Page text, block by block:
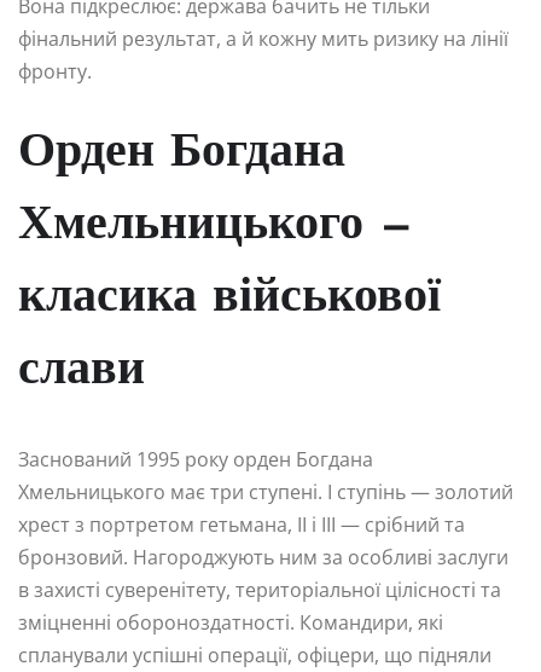
Вона підкреслює: держава бачить не тільки
фінальний результат, а й кожну мить ризику на лінії
фронту.
Орден Богдана
Хмельницького —
класика військової
слави
Заснований 1995 року орден Богдана
Хмельницького має три ступені. I ступінь — золотий
хрест з портретом гетьмана, II і III — срібний та
бронзовий. Нагороджують ним за особливі заслуги
в захисті суверенітету, територіальної цілісності та
зміцненні обороноздатності. Командири, які
спланували успішні операції, офіцери, що підняли